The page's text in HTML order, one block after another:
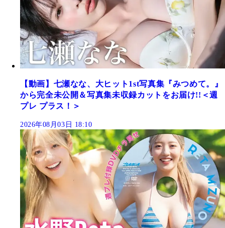
【動画】七瀬なな、大ヒット1st写真集『みつめて。』
から完全未公開＆写真集未収録カットをお届け!!＜週
プレ プラス！＞
2026年08月03日 18:10